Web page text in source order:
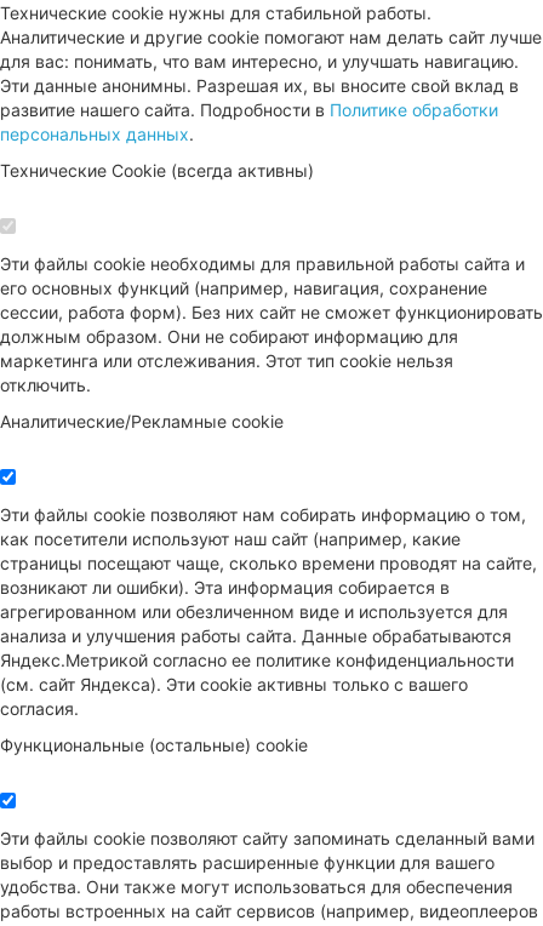
Технические cookie нужны для стабильной работы.
Аналитические и другие cookie помогают нам делать сайт лучше
для вас: понимать, что вам интересно, и улучшать навигацию.
Эти данные анонимны. Разрешая их, вы вносите свой вклад в
развитие нашего сайта. Подробности в Политике обработки
персональных данных.
Технические Cookie (всегда активны)
Эти файлы cookie необходимы для правильной работы сайта и
его основных функций (например, навигация, сохранение
сессии, работа форм). Без них сайт не сможет функционировать
должным образом. Они не собирают информацию для
маркетинга или отслеживания. Этот тип cookie нельзя
отключить.
Аналитические/Рекламные cookie
Эти файлы cookie позволяют нам собирать информацию о том,
как посетители используют наш сайт (например, какие
страницы посещают чаще, сколько времени проводят на сайте,
возникают ли ошибки). Эта информация собирается в
агрегированном или обезличенном виде и используется для
анализа и улучшения работы сайта. Данные обрабатываются
Яндекс.Метрикой согласно ее политике конфиденциальности
(см. сайт Яндекса). Эти cookie активны только с вашего
согласия.
Функциональные (остальные) cookie
Эти файлы cookie позволяют сайту запоминать сделанный вами
выбор и предоставлять расширенные функции для вашего
удобства. Они также могут использоваться для обеспечения
работы встроенных на сайт сервисов (например, видеоплееров